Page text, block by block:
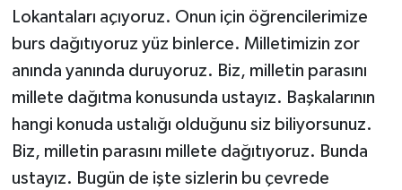
Lokantaları açıyoruz. Onun için öğrencilerimize
burs dağıtıyoruz yüz binlerce. Milletimizin zor
anında yanında duruyoruz. Biz, milletin parasını
millete dağıtma konusunda ustayız. Başkalarının
hangi konuda ustalığı olduğunu siz biliyorsunuz.
Biz, milletin parasını millete dağıtıyoruz. Bunda
ustayız. Bugün de işte sizlerin bu çevrede